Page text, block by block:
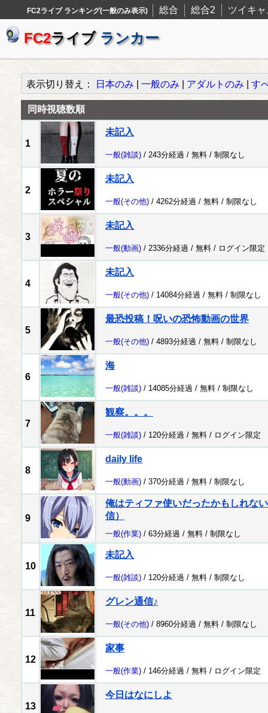
FC2ライブ ランキング(一般のみ表示) 総合 総合2 ツイキャ
FC2ライブ ランカー
表示切り替え： 日本のみ 一般のみ アダルトのみ す
同時視聴数順
1
未記入
一般(雑談) / 243分経過 / 無料 / 制限なし
2
未記入
一般(その他) / 4262分経過 / 無料 / 制限なし
3
未記入
一般(動画) / 2336分経過 / 無料 / ログイン限定
4
未記入
一般(その他) / 14084分経過 / 無料 / 制限なし
5
最恐投稿！呪いの恐怖動画の世界
一般(その他) / 4893分経過 / 無料 / 制限なし
6
海
一般(雑談) / 14085分経過 / 無料 / 制限なし
7
観察。。。
一般(雑談) / 120分経過 / 無料 / ログイン限定
8
daily life
一般(動画) / 370分経過 / 無料 / 制限なし
9
俺はティファ使いだったかもしれな
信）
一般(作業) / 63分経過 / 無料 / 制限なし
10
未記入
一般(雑談) / 120分経過 / 無料 / 制限なし
11
グレン通信♪
一般(その他) / 8960分経過 / 無料 / 制限なし
12
家事
一般(作業) / 146分経過 / 無料 / ログイン限定
13
今日はなにしよ